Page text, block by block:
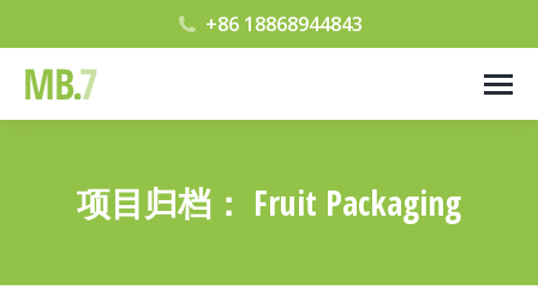
+86 18868944843
项目归档： Fruit Packaging